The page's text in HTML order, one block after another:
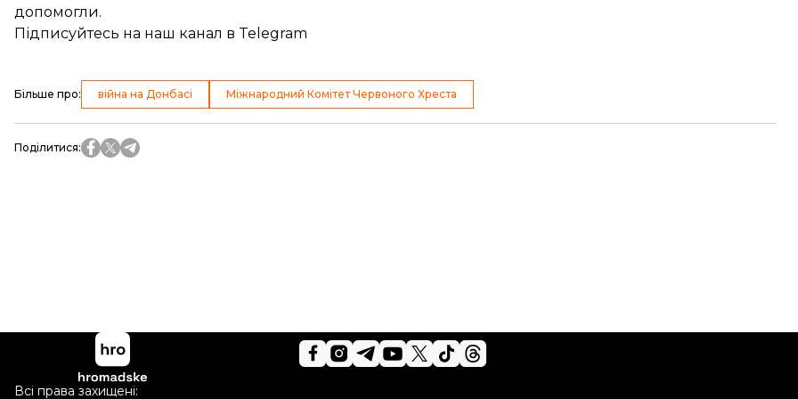
допомогли.
Підписуйтесь на наш канал в Telegram
Більше про: війна на Донбасі Міжнародний Комітет Червоного Хреста
Поділитися:
Всі права захищені: